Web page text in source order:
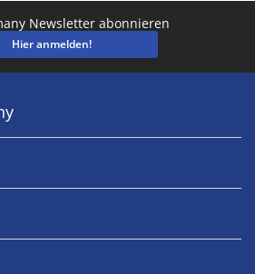
Newsletter abonnieren
Hier anmelden!